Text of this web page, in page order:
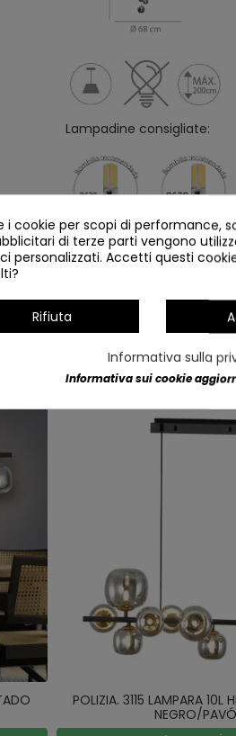
Lampadine consigliate:
POLIZIA. 3115 LAMPARA 10L
NEGRO/
cookie per scopi di performance,
di terze parti vengono
personalizzati. Accetti questi
Rifiuta
Informativa sulla
Informativa sui cookie